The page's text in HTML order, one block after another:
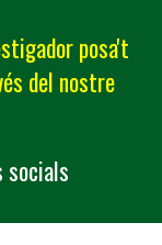
posa't
del nostre
socials